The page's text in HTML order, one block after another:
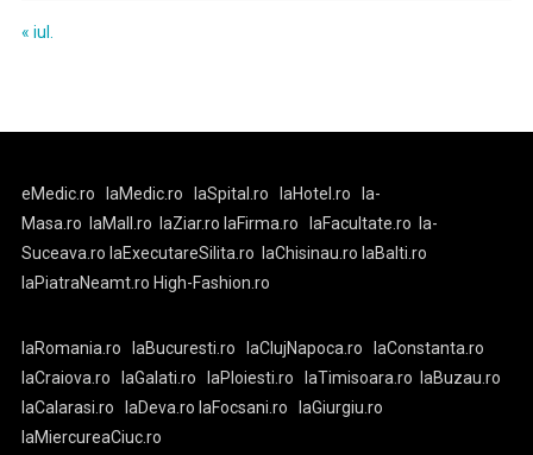
« iul.
eMedic.ro laMedic.ro laSpital.ro laHotel.ro
la-
Masa.ro
laMall.ro laZiar.ro laFirma.ro laFacultate.ro
la-
Suceava.ro laExecutareSilita.ro laChisinau.ro laBalti.ro
laPiatraNeamt.ro High-Fashion.ro
laRomania.ro laBucuresti.ro laClujNapoca.ro
laConstanta.ro
laCraiova.ro
laGalati.ro laPloiesti.ro laTimisoara.ro
laBuzau.ro
laCalarasi.ro
laDeva.ro laFocsani.ro
laGiurgiu.ro
laMiercureaCiuc.ro